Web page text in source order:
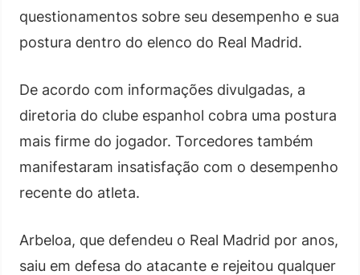
questionamentos sobre seu desempenho e sua
postura dentro do elenco do Real Madrid.
De acordo com informações divulgadas, a
diretoria do clube espanhol cobra uma postura
mais firme do jogador. Torcedores também
manifestaram insatisfação com o desempenho
recente do atleta.
Arbeloa, que defendeu o Real Madrid por anos,
saiu em defesa do atacante e rejeitou qualquer